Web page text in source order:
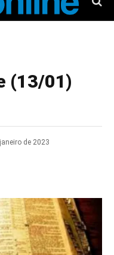
(13/01)
de 2023